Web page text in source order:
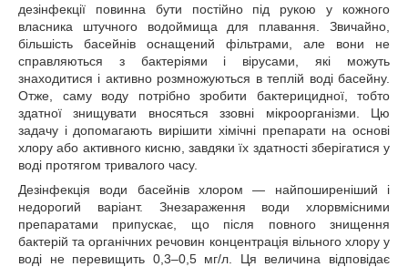
дезінфекції повинна бути постійно під рукою у кожного
власника штучного водоймища для плавання. Звичайно,
більшість басейнів оснащений фільтрами, але вони не
справляються з бактеріями і вірусами, які можуть
знаходитися і активно розмножуються в теплій воді басейну.
Отже, саму воду потрібно зробити бактерицидної, тобто
здатної знищувати вносяться ззовні мікроорганізми. Цю
задачу і допомагають вирішити хімічні препарати на основі
хлору або активного кисню, завдяки їх здатності зберігатися у
воді протягом тривалого часу.
Дезінфекція води басейнів хлором — найпоширеніший і
недорогий варіант. Знезараження води хлорвмісними
препаратами припускає, що після повного знищення
бактерій та органічних речовин концентрація вільного хлору у
воді не перевищить 0,3–0,5 мг/л. Ця величина відповідає